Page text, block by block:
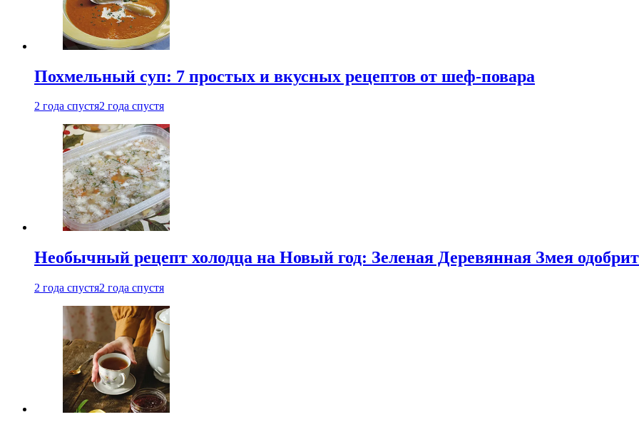
Похмельный суп: 7 простых и вкусных рецептов от шеф-повара
2 года спустя2 года спустя
Необычный рецепт холодца на Новый год: Зеленая Деревянная Змея одобрит
2 года спустя2 года спустя